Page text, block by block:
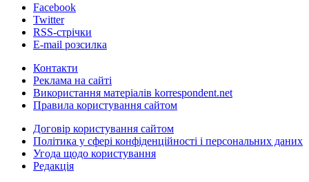
Facebook
Twitter
RSS-стрічки
E-mail розсилка
Контакти
Реклама на сайті
Використання матеріалів korrespondent.net
Правила користування сайтом
Договір користування сайтом
Політика у сфері конфіденційності і персональних даних
Угода щодо користування
Редакція